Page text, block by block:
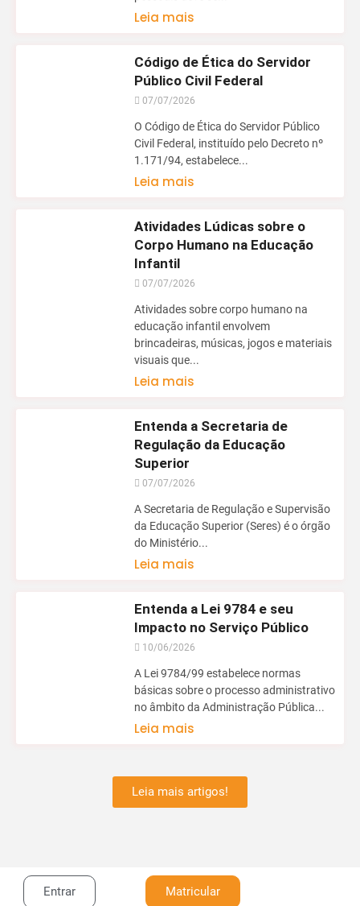
Leia mais
Código de Ética do Servidor
Público Civil Federal
07/07/2026
O Código de Ética do Servidor Público
Civil Federal, instituído pelo Decreto nº
1.171/94, estabelece...
Leia mais
Atividades Lúdicas sobre o
Corpo Humano na Educação
Infantil
07/07/2026
Atividades sobre corpo humano na
educação infantil envolvem
brincadeiras, músicas, jogos e materiais
visuais que...
Leia mais
Entenda a Secretaria de
Regulação da Educação
Superior
07/07/2026
A Secretaria de Regulação e Supervisão
da Educação Superior (Seres) é o órgão
do Ministério...
Leia mais
Entenda a Lei 9784 e seu
Impacto no Serviço Público
10/06/2026
A Lei 9784/99 estabelece normas
básicas sobre o processo administrativo
no âmbito da Administração Pública...
Leia mais
Leia mais artigos!
Entrar Matricular